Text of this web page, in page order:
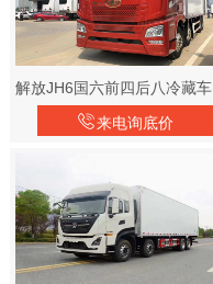
解放JH6国六前四后八冷藏车
来电询底价